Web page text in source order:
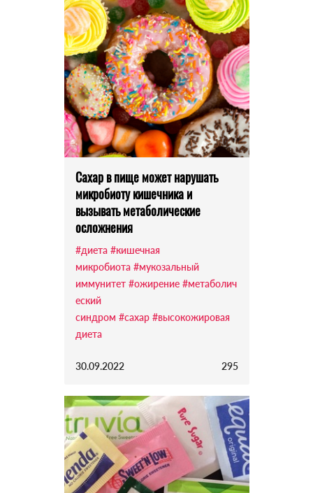
Сахар в пище может нарушать
микробиоту кишечника и
вызывать метаболические
осложнения
#диета #кишечная
микробиота #мукозальный
иммунитет #ожирение #метаболич
еский
синдром #сахар #высокожировая
диета
30.09.2022 295